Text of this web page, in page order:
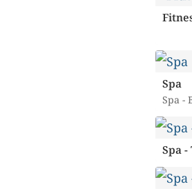
Spa
Spa -
Spa